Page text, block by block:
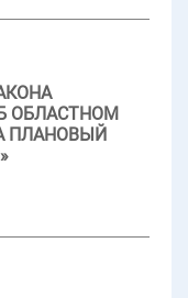
ОБЛАСТНОМ
ПЛАНОВЫЙ